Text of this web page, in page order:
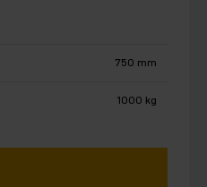
750 mm
1000 kg